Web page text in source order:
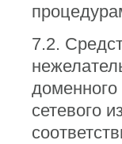
7.2.
сетевого